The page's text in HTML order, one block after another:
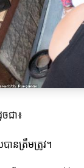
ជា៖
ានត្រឹមត្រូវ។